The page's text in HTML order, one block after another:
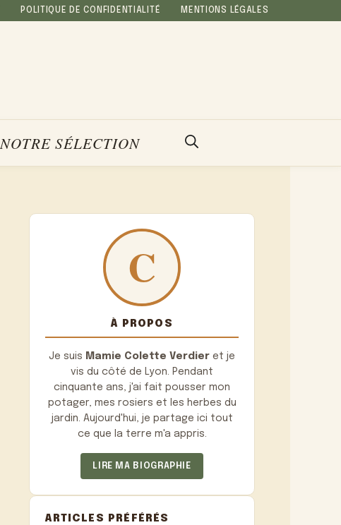
POLITIQUE DE CONFIDENTIALITÉ MENTIONS LÉGALES
NOTRE SÉLECTION
À PROPOS
Je suis Mamie Colette Verdier et je
vis du côté de Lyon. Pendant
cinquante ans, j'ai fait pousser mon
potager, mes rosiers et les herbes du
jardin. Aujourd'hui, je partage ici tout
ce que la terre m'a appris.
LIRE MA BIOGRAPHIE
ARTICLES PRÉFÉRÉS